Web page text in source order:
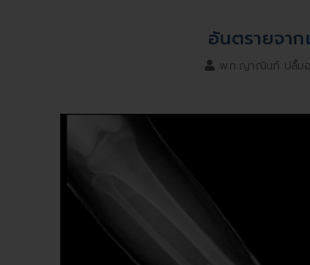
อันตรายจาก
พ.ท.ญาณินภ์ ปลื้ม